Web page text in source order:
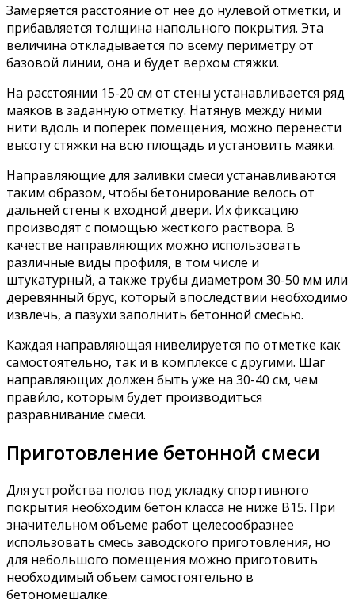
Замеряется расстояние от нее до нулевой отметки, и
прибавляется толщина напольного покрытия. Эта
величина откладывается по всему периметру от
базовой линии, она и будет верхом стяжки.
На расстоянии 15-20 см от стены устанавливается ряд
маяков в заданную отметку. Натянув между ними
нити вдоль и поперек помещения, можно перенести
высоту стяжки на всю площадь и установить маяки.
Направляющие для заливки смеси устанавливаются
таким образом, чтобы бетонирование велось от
дальней стены к входной двери. Их фиксацию
производят с помощью жесткого раствора. В
качестве направляющих можно использовать
различные виды профиля, в том числе и
штукатурный, а также трубы диаметром 30-50 мм или
деревянный брус, который впоследствии необходимо
извлечь, а пазухи заполнить бетонной смесью.
Каждая направляющая нивелируется по отметке как
самостоятельно, так и в комплексе с другими. Шаг
направляющих должен быть уже на 30-40 см, чем
прави́ло, которым будет производиться
разравнивание смеси.
Приготовление бетонной смеси
Для устройства полов под укладку спортивного
покрытия необходим бетон класса не ниже B15. При
значительном объеме работ целесообразнее
использовать смесь заводского приготовления, но
для небольшого помещения можно приготовить
необходимый объем самостоятельно в
бетономешалке.